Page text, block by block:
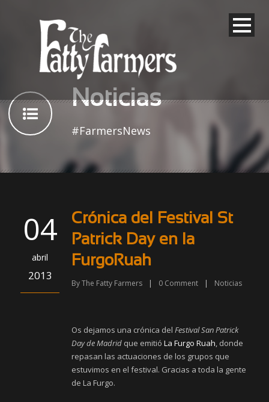
Noticias
#FarmersNews
04
abril
2013
Crónica del Festival St
Patrick Day en la
FurgoRuah
ByThe Fatty Farmers | 0 Comment | Noticias
Os dejamos una crónica del Festival San Patrick
Day de Madrid que emitió La Furgo Ruah, donde
repasan las actuaciones de los grupos que
estuvimos en el festival. Gracias a toda la gente
de La Furgo.